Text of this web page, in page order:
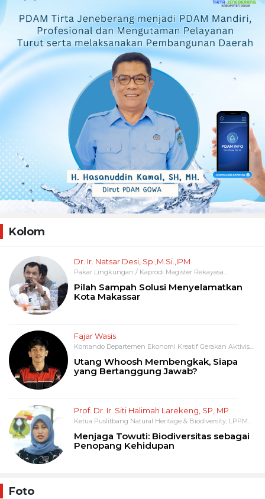
Kolom
Dr. Ir. Natsar Desi, Sp.,M.Si.,IPM
Pakar Lingkungan / Kaprodi Magister Rekayasa
Pilah Sampah Solusi Menyelamatkan
Kota Makassar
Fajar Wasis
Komando Departemen Ekonomi Kreatif Gerakan Aktivis
Utang Whoosh Membengkak, Siapa
yang Bertanggung Jawab?
Prof. Dr. Ir. Siti Halimah Larekeng, SP, MP
Ketua Puslitbang Natural Heritage & Biodiversity, LPPM
Menjaga Towuti: Biodiversitas sebagai
Penopang Kehidupan
Foto